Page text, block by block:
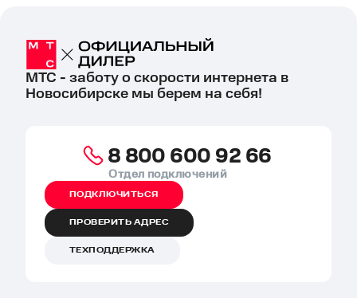
МТС - заботу о скорости интернета в
Новосибирске мы берем на себя!
8 800 600 92 66
Отдел подключений
ПОДКЛЮЧИТЬСЯ
ПРОВЕРИТЬ АДРЕС
ТЕХПОДДЕРЖКА